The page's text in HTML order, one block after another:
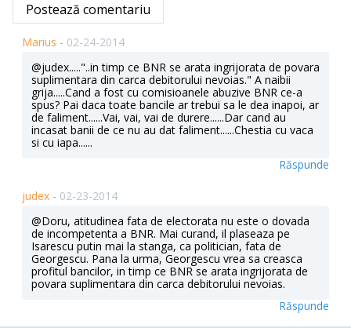
Postează comentariu
Marius - 02-24-2014
@judex....."..in timp ce BNR se arata ingrijorata de povara
suplimentara din carca debitorului nevoias." A naibii
grija.....Cand a fost cu comisioanele abuzive BNR ce-a
spus? Pai daca toate bancile ar trebui sa le dea inapoi, ar
de faliment......Vai, vai, vai de durere......Dar cand au
incasat banii de ce nu au dat faliment......Chestia cu vaca
si cu iapa......
Răspunde
judex - 02-23-2014
@Doru, atitudinea fata de electorata nu este o dovada
de incompetenta a BNR. Mai curand, il plaseaza pe
Isarescu putin mai la stanga, ca politician, fata de
Georgescu. Pana la urma, Georgescu vrea sa creasca
profitul bancilor, in timp ce BNR se arata ingrijorata de
povara suplimentara din carca debitorului nevoias.
Răspunde